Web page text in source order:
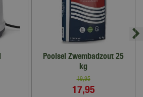
Poolsel Zwembadzout 25
kg
19,95
17,95